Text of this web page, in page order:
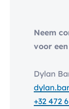
Neem
voor
Dylan
+32 472